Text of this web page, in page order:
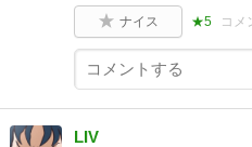
ナイス ★5 コメ
LIV